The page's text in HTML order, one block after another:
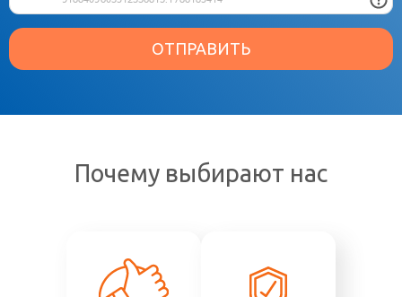
ОТПРАВИТЬ
Почему выбирают нас